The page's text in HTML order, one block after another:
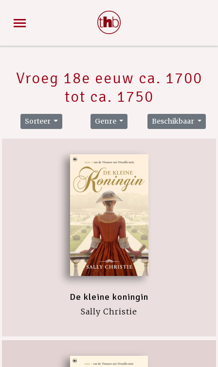
Vroeg 18e eeuw ca. 1700
tot ca. 1750
Sorteer Genre Beschikbaar
De kleine koningin
Sally Christie